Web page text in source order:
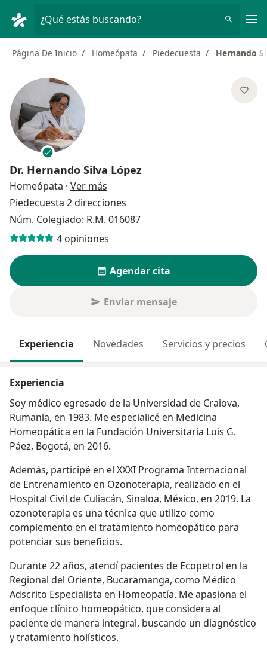
¿Qué estás buscando?
Página De Inicio Homeópata Piedecuesta Hernando
Dr. Hernando Silva López
Homeópata · Ver más
Piedecuesta 2 direcciones
Núm. Colegiado: R.M. 016087
4 opiniones
Agendar cita
Enviar mensaje
Experiencia Novedades Servicios y precios
Experiencia
Soy médico egresado de la Universidad de Craiova,
Rumanía, en 1983. Me especialicé en Medicina
Homeopática en la Fundación Universitaria Luis G.
Páez, Bogotá, en 2016.
Además, participé en el XXXI Programa Internacional
de Entrenamiento en Ozonoterapia, realizado en el
Hospital Civil de Culiacán, Sinaloa, México, en 2019. La
ozonoterapia es una técnica que utilizo como
complemento en el tratamiento homeopático para
potenciar sus beneficios.
Durante 22 años, atendí pacientes de Ecopetrol en la
Regional del Oriente, Bucaramanga, como Médico
Adscrito Especialista en Homeopatía. Me apasiona el
enfoque clínico homeopático, que considera al
paciente de manera integral, buscando un diagnóstico
y tratamiento holísticos.